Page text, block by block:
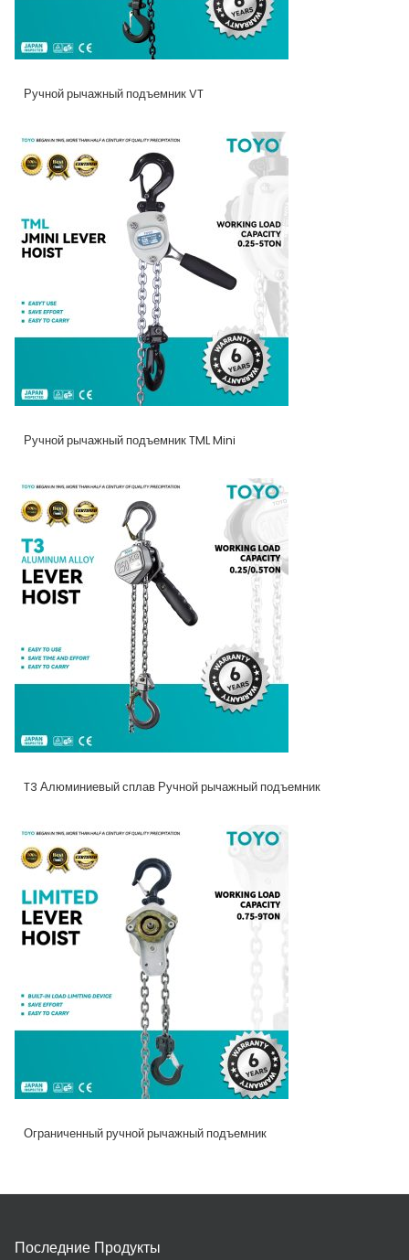
Ручной рычажный подъемник VT
Ручной рычажный подъемник TML Mini
T3 Алюминиевый сплав Ручной рычажный подъемник
Ограниченный ручной рычажный подъемник
Последние Продукты